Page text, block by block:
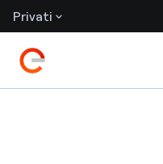
Privati